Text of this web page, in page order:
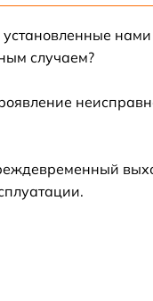
установленные
случаем?